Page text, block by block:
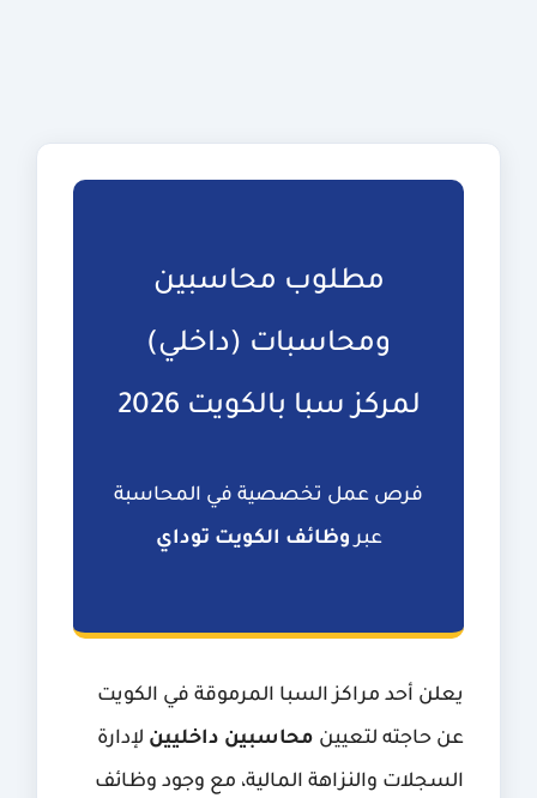
مطلوب محاسبين
ومحاسبات (داخلي)
لمركز سبا بالكويت 2026
فرص عمل تخصصية في المحاسبة
عبروظائف الكويت توداي
يعلن أحد مراكز السبا المرموقة في الكويت
عن حاجته لتعيين محاسبين داخليين لإدارة
السجلات والنزاهة المالية، مع وجود وظائف